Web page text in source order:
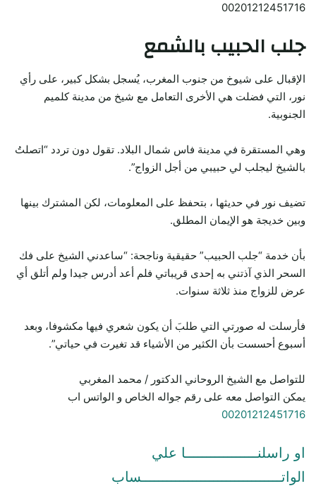
00201212451716
جلب الحبيب بالشمع
الإقبال على شيوخ من جنوب المغرب، يُسجل بشكل كبير، على رأي
نور، التي فضلت هي الأخرى التعامل مع شيخ من مدينة كلميم
الجنوبية.
وهي المستقرة في مدينة فاس شمال البلاد. تقول دون تردد “اتصلتُ
بالشيخ ليجلب لي حبيبي من أجل الزواج”.
تضيف نور في حديثها ، بتحفظ على المعلومات، لكن المشترك بينها
وبين خديجة هو الإيمان المطلق.
بأن خدمة “جلب الحبيب” حقيقية وناجحة: “ساعدني الشيخ على فك
السحر الذي آذتني به إحدى قريباتي فلم أعد أدرس جيدا ولم أتلق أي
عرض للزواج منذ ثلاثة سنوات.
فأرسلت له صورتي التي طلبَ أن يكون شعري فيها مكشوفا، وبعد
أسبوع أحسست بأن الكثير من الأشياء قد تغيرت في حياتي”.
للتواصل مع الشيخ الروحاني الدكتور / محمد المغربي
يمكن التواصل معه على رقم جواله الخاص و الواتس اب
00201212451716
او راسلنـــــــــــــــــا علي
الواتـــــــــــــــــــــــــــــــــساب